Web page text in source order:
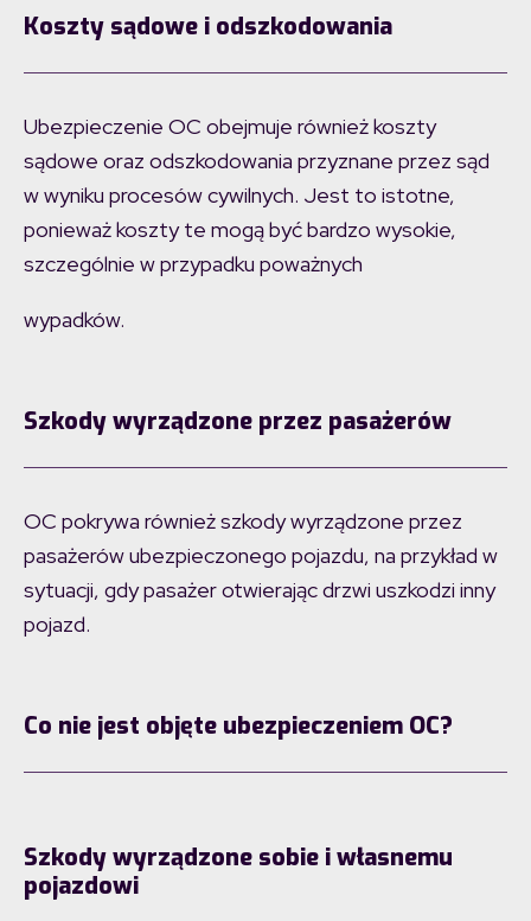
Koszty sądowe i odszkodowania
Ubezpieczenie OC obejmuje również koszty
sądowe oraz odszkodowania przyznane przez sąd
w wyniku procesów cywilnych. Jest to istotne,
ponieważ koszty te mogą być bardzo wysokie,
szczególnie w przypadku poważnych
wypadków.
Szkody wyrządzone przez pasażerów
OC pokrywa również szkody wyrządzone przez
pasażerów ubezpieczonego pojazdu, na przykład w
sytuacji, gdy pasażer otwierając drzwi uszkodzi inny
pojazd.
Co nie jest objęte ubezpieczeniem OC?
Szkody wyrządzone sobie i własnemu
pojazdowi